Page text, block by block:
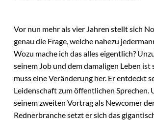
Vor nun mehr als vier Jahren stellt sich
genau die Frage, welche nahezu
Wozu mache ich das alles eigentlich?
seinem Job und dem damaligen Leben ist
muss eine Veränderung her. Er entdeckt
Leidenschaft zum öffentlichen Sprechen.
seinem zweiten Vortrag als Newcomer
Rednerbranche setzt er sich das